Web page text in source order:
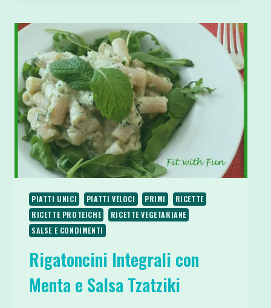
CON
PANNA
AL
CURRY
LIGHT
PIATTI UNICI PIATTI VELOCI PRIMI
RICETTE
RICETTE PROTEICHE
RICETTE VEGETARIANE
SALSE E CONDIMENTI
Rigatoncini Integrali con
Menta e Salsa Tzatziki